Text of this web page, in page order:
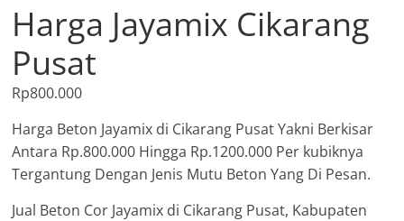
Harga Jayamix Cikarang
Pusat
Rp800.000
Harga Beton Jayamix di Cikarang Pusat Yakni Berkisar
Antara Rp.800.000 Hingga Rp.1200.000 Per kubiknya
Tergantung Dengan Jenis Mutu Beton Yang Di Pesan.
Jual Beton Cor Jayamix di Cikarang Pusat, Kabupaten